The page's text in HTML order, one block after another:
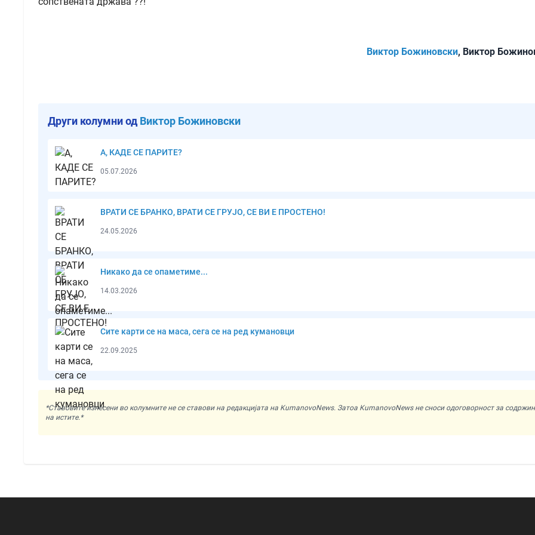
Виктор Божиновски, Виктор
Други колумни од Виктор Божиновски
А, КАДЕ СЕ ПАРИТЕ?
05.07.2026
ВРАТИ СЕ БРАНКО, ВРАТИ СЕ ГРУЈО, СЕ ВИ Е ПРОСТЕНО!
24.05.2026
Никако да се опаметиме...
14.03.2026
Сите карти се на маса, сега се на ред кумановци
22.09.2025
*Ставовите изнесени во колумните не се ставови на редакцијата на KumanovoNews. Затоа KumanovoNews не сноси одоговорност за
на истите.*